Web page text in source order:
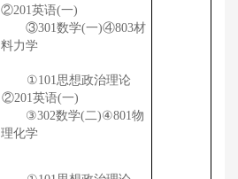
②201英语(一)
③301数学(一)④803材
料力学
①101 思想政治理论
②201英语(一)
③302数学( 二)④801物
理化学